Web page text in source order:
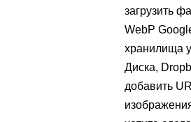
загрузить
WebP
хранилища
Диска,
добавить